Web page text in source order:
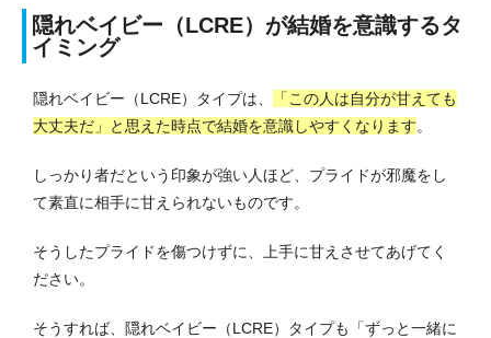
隠れベイビー（LCRE）が結婚を意識するタ
イミング
隠れベイビー（LCRE）タイプは、
「この人は自分が甘えても
大丈夫だ」と思えた時点で結婚を意識しやすくなります。
しっかり者だという印象が強い人ほど、プライドが邪魔をし
て素直に相手に甘えられないものです。
そうしたプライドを傷つけずに、上手に甘えさせてあげてく
ださい。
そうすれば、隠れベイビー（LCRE）タイプも「ずっと一緒に